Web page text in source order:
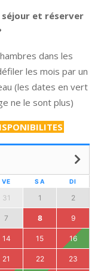
et réserver
dans les
les mois par un
(les dates en vert
ne le sont plus)
VE SA DI
31 1 2
7 8 9
14 15 16
21 22 23